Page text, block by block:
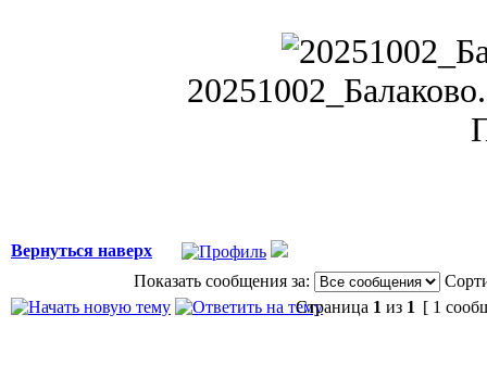
Вернуться наверх
Показать сообщения за:
Страница 1 из 1 [ 1